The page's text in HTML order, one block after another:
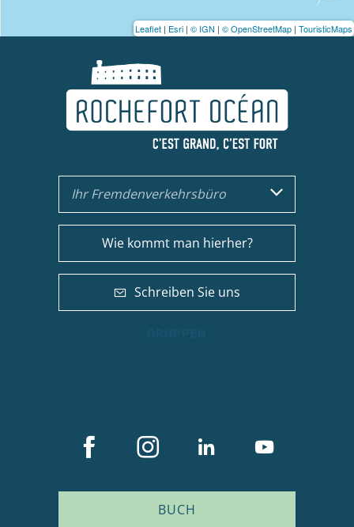
Leaflet | Esri | © IGN | © OpenStreetMap | TouristicMaps
Ihr Fremdenverkehrsbüro
Wie kommt man hierher?
Schreiben Sie uns
BUCH